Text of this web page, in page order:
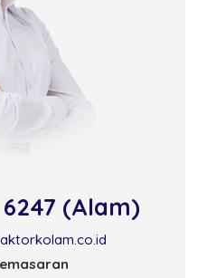
6247 (Alam)